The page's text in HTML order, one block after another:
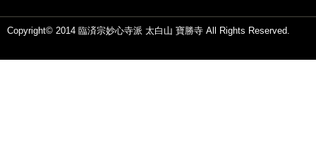
Copyright© 2014 臨済宗妙心寺派 太白山 寶勝寺 All Rights Reserved.